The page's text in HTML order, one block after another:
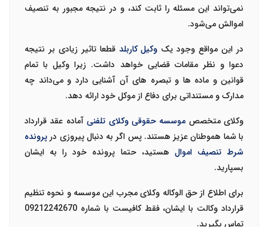
نمی‌تواند این مسئله را ثابت کند، و در نتیجه مجبور به تنصیف
اموالش می‌شود.
در این مواقع وجود یک وکیل کاربلد قطعا تاثیر زیادی بر نتیجه
دعوا و نظر مقامات قضایی خواهد داشت. زیرا وکیل با تمام
قوانین و ماده ها و تبصره های آن آشنایی دارد و می‌داند چه
مدارک و مستنداتی برای دفاع از موکل خود ارائه دهد.
وکلای متخصص موسسه حقوقی وکلای تلفنیآماده عقد قرارداد
با شما هموطنان عزیز هستند. پس اگر به دنبال پیروزی در پرونده
شرط تنصیف اموال هستید، حتما پرونده خود را به ایشان
بسپارید.
برای اطلاع از حق الوکاله وکلای مجرب این موسسه و نحوه تنظیم
قرارداد وکالت با ایشان، فقط کافیست با شماره 09212242670
تماس بگیرید.